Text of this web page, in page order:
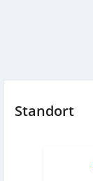
Standort